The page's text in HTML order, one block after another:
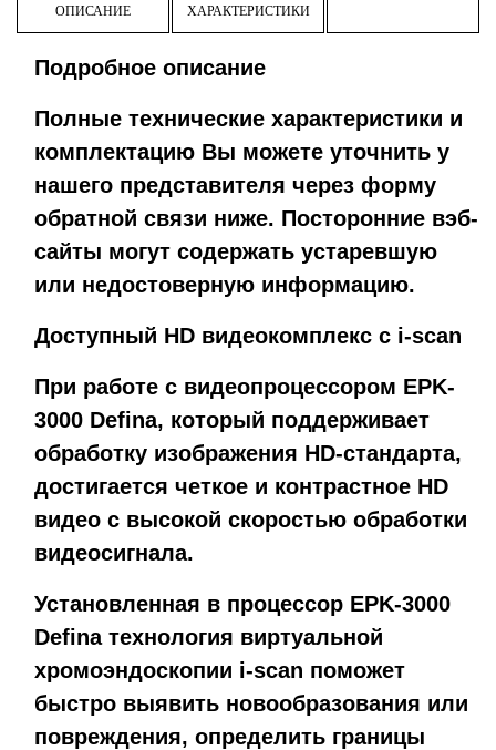
ОПИСАНИЕ
ХАРАКТЕРИСТИКИ
Подробное описание
Полные технические характеристики и
комплектацию Вы можете уточнить у
нашего представителя через форму
обратной связи ниже. Посторонние вэб-
сайты могут содержать устаревшую
или недостоверную информацию.
Доступный HD видеокомплекс с i-scan
При работе с видеопроцессором EPK-
3000 Defina, который поддерживает
обработку изображения HD-стандарта,
достигается четкое и контрастное HD
видео с высокой скоростью обработки
видеосигнала.
Установленная в процессор EPK-3000
Defina технология виртуальной
хромоэндоскопии i-scan поможет
быстро выявить новообразования или
повреждения, определить границы